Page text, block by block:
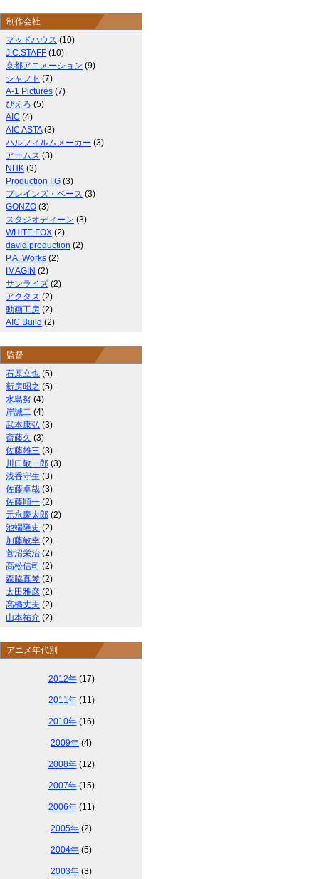
制作会社
マッドハウス (10)
J.C.STAFF (10)
京都アニメーション (9)
シャフト (7)
A-1 Pictures (7)
ぴえろ (5)
AIC (4)
AIC ASTA(3)
ハルフィルムメーカー (3)
アームス (3)
NHK (3)
Production I.G (3)
ブレインズ・ベース (3)
GONZO (3)
スタジオディーン (3)
WHITE FOX (2)
david production (2)
P.A. Works (2)
IMAGIN (2)
サンライズ (2)
アクタス (2)
動画工房 (2)
AIC Build (2)
監督
石原立也 (5)
新房昭之 (5)
水島努 (4)
岸誠二 (4)
武本康弘 (3)
斎藤久 (3)
佐藤雄三 (3)
川口敬一郎 (3)
浅香守生 (3)
佐藤卓哉 (3)
佐藤順一 (2)
元永慶太郎 (2)
池端隆史 (2)
加藤敏幸 (2)
菅沼栄治 (2)
高松信司 (2)
森脇真琴 (2)
太田雅彦 (2)
高橋丈夫 (2)
山本祐介 (2)
アニメ年代別
2012年(17)
2011年(11)
2010年(16)
2009年 (4)
2008年(12)
2007年(15)
2006年(11)
2005年 (2)
2004年 (5)
2003年 (3)